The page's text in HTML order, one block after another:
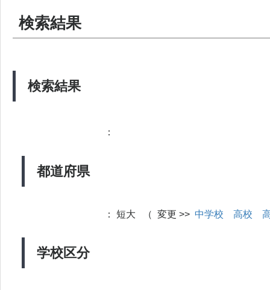
検索結果
検索結果
都道府県
：
学校区分
： 短大 （ 変更 >> 中学校 高校